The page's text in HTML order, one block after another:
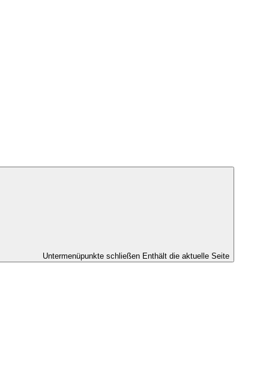
Untermenüpunkte schließen Enthält die aktuelle Seite